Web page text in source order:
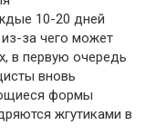
10-20 дней
за чего может
в первую очередь
вновь
формы
жгутиками в